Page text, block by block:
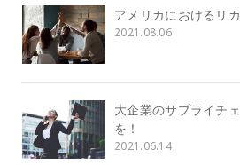
アメリカにおけるリ
2021.08.06
大企業のサプライチ
を！
2021.06.14